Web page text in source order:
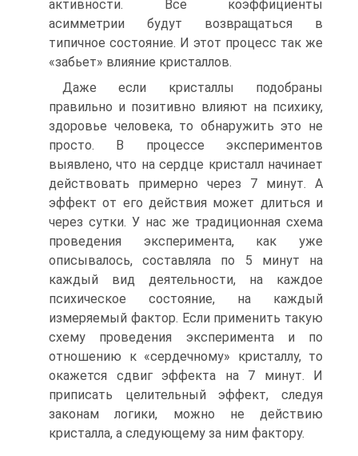
активности. Все коэффициенты
асимметрии будут возвращаться в
типичное состояние. И этот процесс так же
«забьет» влияние кристаллов.
Даже если кристаллы подобраны
правильно и позитивно влияют на психику,
здоровье человека, то обнаружить это не
просто. В процессе экспериментов
выявлено, что на сердце кристалл начинает
действовать примерно через 7 минут. А
эффект от его действия может длиться и
через сутки. У нас же традиционная схема
проведения эксперимента, как уже
описывалось, составляла по 5 минут на
каждый вид деятельности, на каждое
психическое состояние, на каждый
измеряемый фактор. Если применить такую
схему проведения эксперимента и по
отношению к «сердечному» кристаллу, то
окажется сдвиг эффекта на 7 минут. И
приписать целительный эффект, следуя
законам логики, можно не действию
кристалла, а следующему за ним фактору.